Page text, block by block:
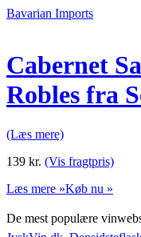
Bavarian Imports
Cabernet
Robles fra
(Læs mere)
139 kr. (Vis fragtpris)
Læs mere »Køb nu »
De mest populære